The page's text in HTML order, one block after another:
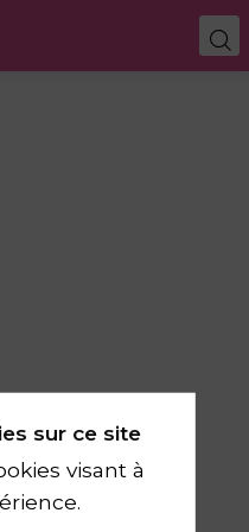
sur ce site
visant à